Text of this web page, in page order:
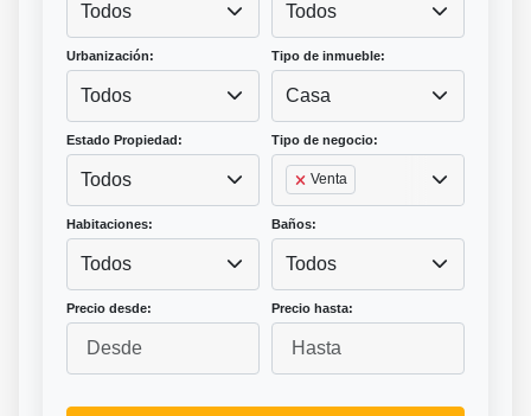
Todos Todos
Urbanización:
Todos
Tipo de inmueble:
Casa
Estado Propiedad:
Todos
Tipo de negocio:
Venta
Habitaciones:
Todos
Baños:
Todos
Precio desde: Precio hasta: